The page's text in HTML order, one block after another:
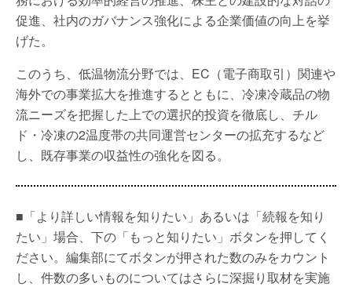
促進、社内のガバナンス強化による企業価値の向上を挙
げた。
このうち、低温物流分野では、EC（電子商取引）関連や
海外での事業拡大を推進するとともに、冷凍冷蔵品の物
流ニーズを把握した上での選択的投資を徹底し、チル
ド・冷凍の2温度帯の共同運営センターの拡充するなど
し、既存事業の収益性の強化を図る。
■「より詳しい情報を知りたい」あるいは「続報を知り
たい」場合、下の「もっと知りたい」ボタンを押してく
ださい。編集部にてボタンが押された数のみをカウント
し、件数の多いものについてはさらに深掘り取材を実施